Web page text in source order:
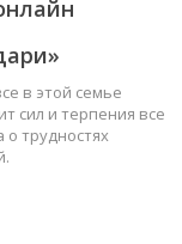
в этой семье
сил и терпения все
трудностях